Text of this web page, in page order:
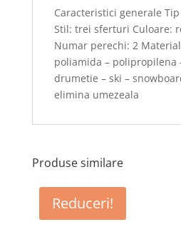
Caracteristici generale
Stil: trei sferturi Culoare:
Numar perechi: 2
poliamida – polipropilena
drumetie – ski –
elimina umezeala
Produse similare
Reduceri!